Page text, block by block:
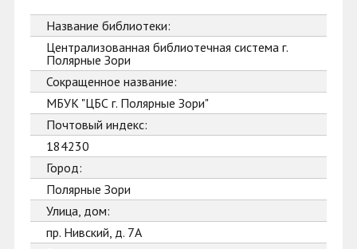
Название библиотеки:
Централизованная библиотечная система г.
Полярные Зори
Сокращенное название:
МБУК "ЦБС г. Полярные Зори"
Почтовый индекс:
184230
Город:
Полярные Зори
Улица, дом:
пр. Нивский, д. 7А